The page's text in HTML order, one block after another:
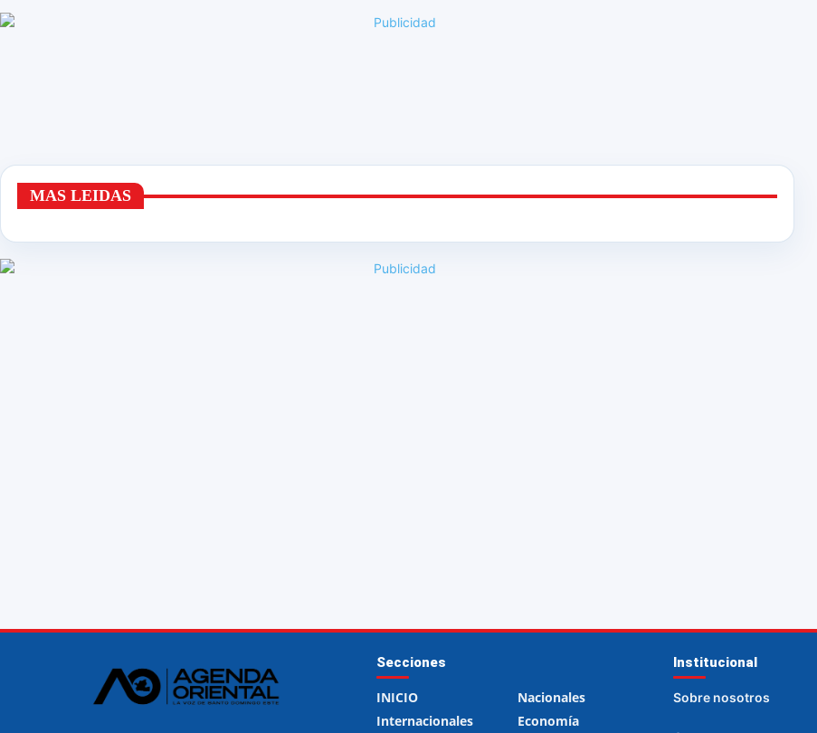
MAS LEIDAS
Secciones
INICIO
Nacionales
Internacionales
Economía
Institucional
Sobre nosotros